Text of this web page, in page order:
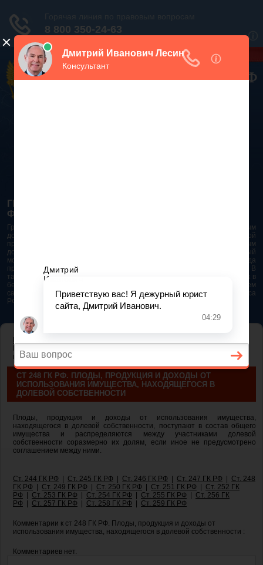
ГРАЖДАНСКИЙ КОДЕКС РОССИЙСКОЙ
ФЕДЕРАЦИИ 2026 - 2025
Гражданский Кодекс Российской Федерации является основным
документом правового поля в Российской Федерации. И именно по этой
причине в него часто вносят изменения. При работе с таким важным
документом необходимо убедиться в его актуальности на данный
момент. Разобраться во всех тонкостях и нюансах не всегда
представляется возможным. Особенно если это нужно сделать быстро. В
таком случае самым простым и эффективным решением будет звонок в
бесплатную юридическую консультацию. Телефон указан на нашем
сайте. На сайте опубликована последняя редакция Гражданского кодекса
РФ 2026 - 2025
находящегося в долевой собственности
СТ 248 ГК РФ. ПЛОДЫ, ПРОДУКЦИЯ И ДОХОДЫ ОТ
ИСПОЛЬЗОВАНИЯ ИМУЩЕСТВА, НАХОДЯЩЕГОСЯ В
ДОЛЕВОЙ СОБСТВЕННОСТИ
Плоды, продукция и доходы от использования имущества,
находящегося в долевой собственности, поступают в состав общего
имущества и распределяются между участниками долевой
собственности соразмерно их долям, если иное не предусмотрено
соглашением между ними.
Ст. 244 ГК РФ Ст. 245 ГК РФ Ст. 246 ГК РФ Ст. 247 ГК РФ
Ст. 248
ГК РФ
Ст. 249 ГК РФ Ст. 250 ГК РФ Ст. 251 ГК РФ
Ст. 252 ГК
РФ
Ст. 253 ГК РФ Ст. 254 ГК РФ Ст. 255 ГК РФ
Ст. 256 ГК
РФ
Ст. 257 ГК РФ Ст. 258 ГК РФ Ст. 259 ГК РФ
Комментарии к ст 248 ГК РФ. Плоды, продукция и доходы от
использования имущества, находящегося в долевой собственности :
Комментариев нет.